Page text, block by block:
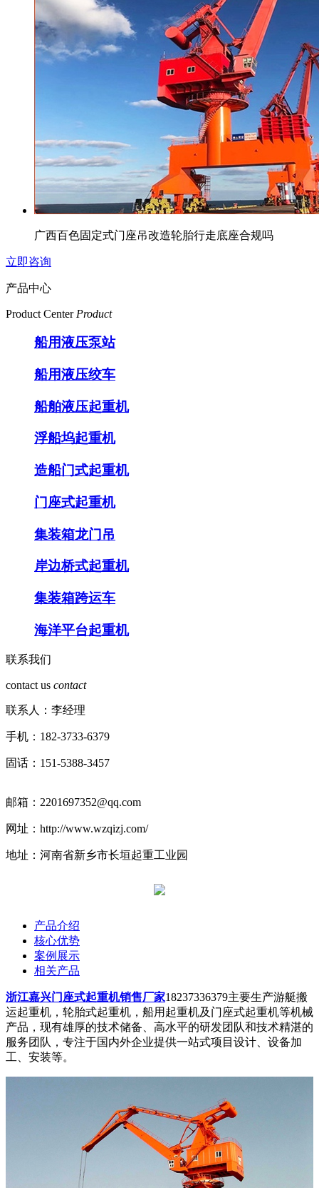
广西百色固定式门座吊改造轮胎行走底座合规吗
立即咨询
产品中心
Product Center Product
船用液压泵站
船用液压绞车
船舶液压起重机
浮船坞起重机
造船门式起重机
门座式起重机
集装箱龙门吊
岸边桥式起重机
集装箱跨运车
海洋平台起重机
联系我们
contact us contact
联系人：李经理
手机：182-3733-6379
固话：151-5388-3457
邮箱：2201697352@qq.com
网址：http://www.wzqizj.com/
地址：河南省新乡市长垣起重工业园
产品介绍
核心优势
案例展示
相关产品
浙江嘉兴门座式起重机销售厂家18237336379主要生产游艇搬
运起重机，轮胎式起重机，船用起重机及门座式起重机等机械
产品，现有雄厚的技术储备、高水平的研发团队和技术精湛的
服务团队，专注于国内外企业提供一站式项目设计、设备加
工、安装等。